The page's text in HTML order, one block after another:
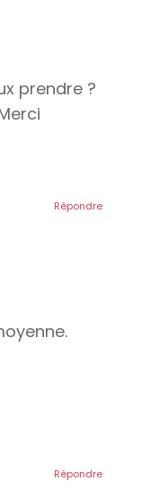
prendre ?
Répondre
Répondre